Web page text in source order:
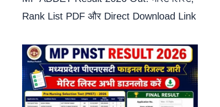
Rank List PDF और Direct Download Link